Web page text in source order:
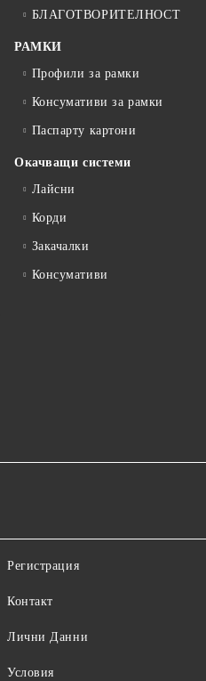
БЛАГОТВОРИТЕЛНОСТ
РАМКИ
Профили за рамки
Консумативи за рамки
Паспарту картони
Окачващи системи
Лайсни
Корди
Закачалки
Консумативи
Регистрация
Контакт
Лични Данни
Условия